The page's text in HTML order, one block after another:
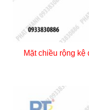
Mặt chiều rộng